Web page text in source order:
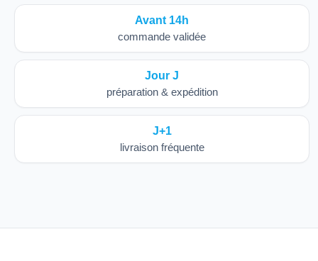
Avant 14h
commande validée
Jour J
préparation & expédition
J+1
livraison fréquente